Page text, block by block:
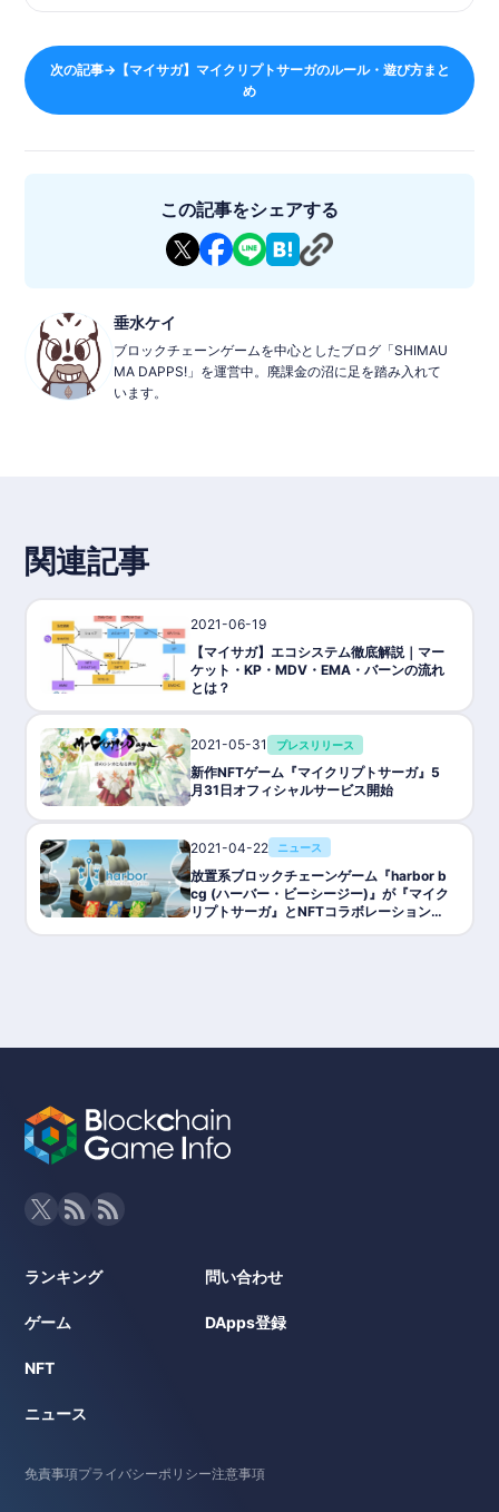
イバル達に勝ち抜こう！
ドは特別な能力を持つ”シンカード”にシンカ！
シンカードはユーザー間で自由にトレードすることもできます。
招待コード：fZAM
次の記事→【マイサガ】マイクリプトサーガのルール・遊び方まと
め
この記事をシェアする
垂水ケイ
ブロックチェーンゲームを中心としたブログ「SHIMAU
MA DAPPS!」を運営中。廃課金の沼に足を踏み入れて
います。
関連記事
2021-06-19
【マイサガ】エコシステム徹底解説｜マー
ケット・KP・MDV・EMA・バーンの流れ
とは？
2021-05-31 プレスリリース
新作NFTゲーム『マイクリプトサーガ』5
月31日オフィシャルサービス開始
2021-04-22 ニュース
放置系ブロックチェーンゲーム『harbor b
cg (ハーバー・ビーシージー)』が『マイク
リプトサーガ』とNFTコラボレーションを
ランキング
ゲーム
NFT
ニュース
問い合わせ
DApps登録
免責事項プライバシーポリシー注意事項